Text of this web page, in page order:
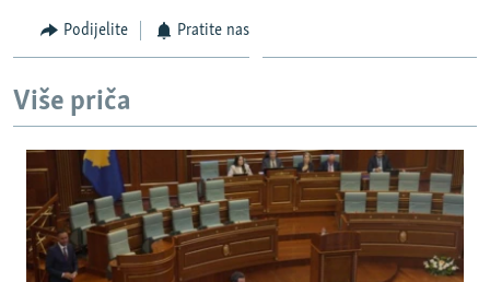
Podijelite Pratite nas
Više priča